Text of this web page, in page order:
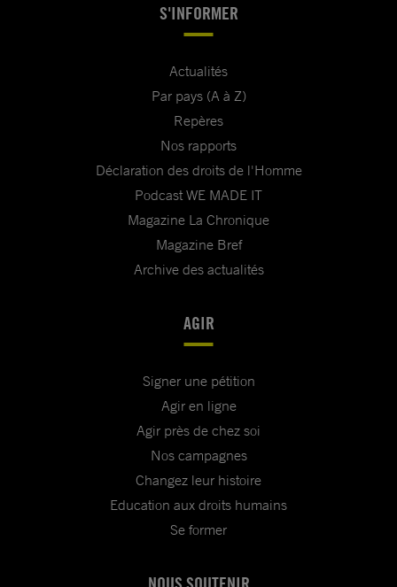
S'INFORMER
Actualités
Par pays (A à Z)
Repères
Nos rapports
Déclaration des droits de l'Homme
Podcast WE MADE IT
Magazine La Chronique
Magazine Bref
Archive des actualités
AGIR
Signer une pétition
Agir en ligne
Agir près de chez soi
Nos campagnes
Changez leur histoire
Education aux droits humains
Se former